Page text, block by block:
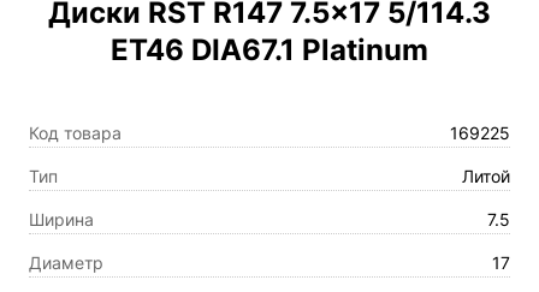
Диски RST R147 7.5×17 5/114.3
ET46 DIA67.1 Platinum
Код товара 169225
Тип Литой
Ширина 7.5
Диаметр 17